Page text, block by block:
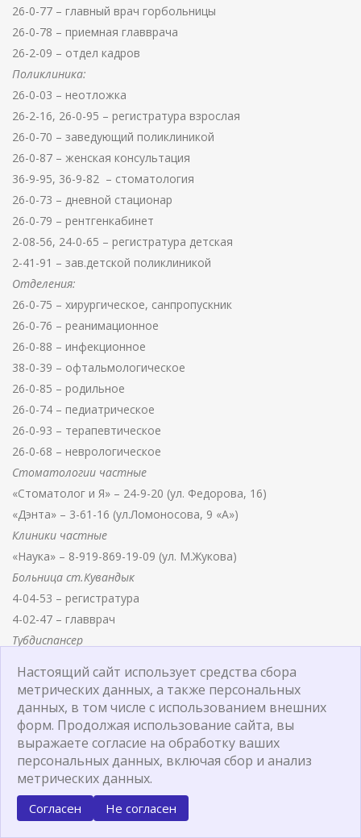
26-0-77 – главный врач горбольницы
26-0-78 – приемная главврача
26-2-09 – отдел кадров
Поликлиника:
26-0-03 – неотложка
26-2-16, 26-0-95 – регистратура взрослая
26-0-70 – заведующий поликлиникой
26-0-87 – женская консультация
36-9-95, 36-9-82 – стоматология
26-0-73 – дневной стационар
26-0-79 – рентгенкабинет
2-08-56, 24-0-65 – регистратура детская
2-41-91 – зав.детской поликлиникой
Отделения:
26-0-75 – хирургическое, санпропускник
26-0-76 – реанимационное
26-0-88 – инфекционное
38-0-39 – офтальмологическое
26-0-85 – родильное
26-0-74 – педиатрическое
26-0-93 – терапевтическое
26-0-68 – неврологическое
Стоматологии частные
«Стоматолог и Я» – 24-9-20 (ул. Федорова, 16)
«Дэнта» – 3-61-16 (ул.Ломоносова, 9 «А»)
Клиники частные
«Наука» – 8-919-869-19-09 (ул. М.Жукова)
Больница ст.Кувандык
4-04-53 – регистратура
4-02-47 – главврач
Тубдиспансер
3-76-31 – главврач
Скорая помощь
3-63-18 – главврач
03, 3-65-52 – диспетчер
Ветеринария
2-14-92 – начальник
2-34-41 – специалисты
Настоящий сайт использует средства сбора
метрических данных, а также персональных
данных, в том числе с использованием внешних
форм. Продолжая использование сайта, вы
выражаете согласие на обработку ваших
персональных данных, включая сбор и анализ
метрических данных.
Согласен Не согласен